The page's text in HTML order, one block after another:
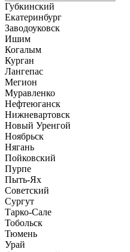
Губкинский
Екатеринбург
Заводоуковск
Ишим
Когалым
Курган
Лангепас
Мегион
Муравленко
Нефтеюганск
Нижневартовск
Новый Уренгой
Ноябрьск
Нягань
Пойковский
Пурпе
Пыть-Ях
Советский
Сургут
Тарко-Сале
Тобольск
Тюмень
Урай